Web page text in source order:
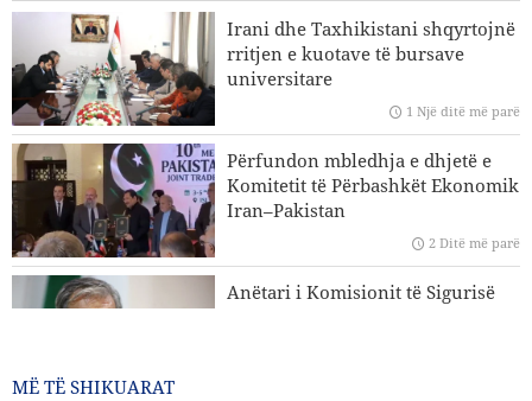
Sulme ajrore dhe bombardime artilerie të regjimit sionist
në jug të Libanit
Eksperti iranian i çështjeve ndërkombëtare: Strategjitë e
Iranit në lidhje me Ngushticën e Hormuzit nuk kanë
ndryshuar
Hakan Fidan: Izraeli nuk ka asnjë synim për të arritur
paqen
Trump reagon me zemërim ndaj fitores së kandidatit pro-
Palestinë në Michigan
Irani dhe Taxhikistani shqyrtojnë
rritjen e kuotave të bursave
universitare
1 Një ditë më parë
Përfundon mbledhja e dhjetë e
Komitetit të Përbashkët Ekonomik
Iran–Pakistan
2 Ditë më parë
Anëtari i Komisionit të Sigurisë
MË TË SHIKUARAT